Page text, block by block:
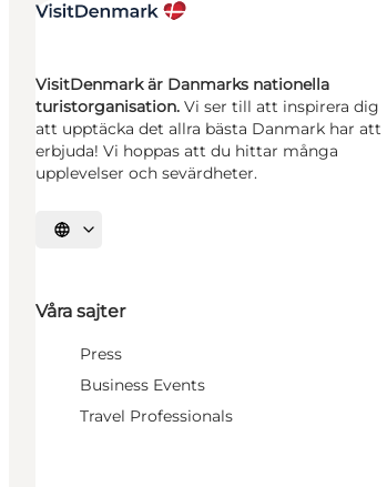
VisitDenmark är Danmarks nationella
turistorganisation. Vi ser till att inspirera dig
att upptäcka det allra bästa Danmark har att
erbjuda! Vi hoppas att du hittar många
upplevelser och sevärdheter.
Välj språk
Våra sajter
Press
Business Events
Travel Professionals